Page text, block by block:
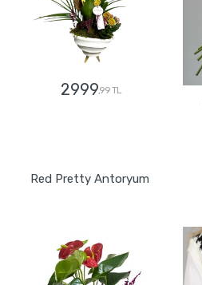
2999,99 TL
Red Pretty Antoryum